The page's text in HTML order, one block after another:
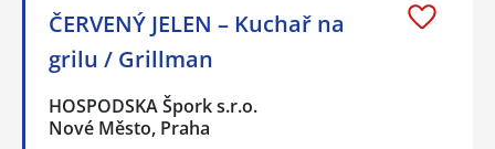
ČERVENÝ JELEN – Kuchař na
grilu / Grillman
HOSPODSKA Špork s.r.o.
Nové Město, Praha